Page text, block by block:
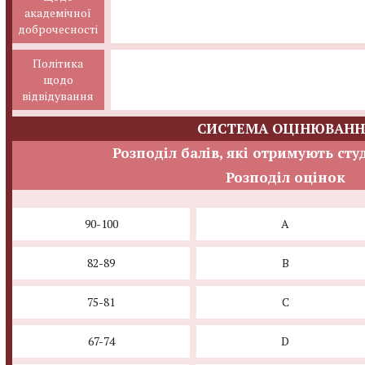
академічної
доброчесності
Політика
щодо
відвідування
СИСТЕМА
Розподіл балів, які отримують
Розподіл оцінок
90-100 A
82-89 B
75-81 C
67-74 D